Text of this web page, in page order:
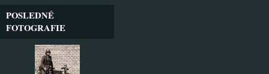
POSLEDNÉ
FOTOGRAFIE